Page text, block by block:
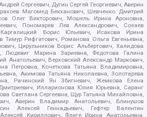
Сергеевич, Дугин Сергей Георгиевич, Аверин
Магомед Бекханович, Шевченко Дмитрий
Олег Викторович, Мошель Ирина Ароновна,
Пономарев Лев Александрович, Созаев
Борис Юльевич, Исакова Ирина
Тимур Рифгатович, Романова Ольга Евгеньевна,
Цирульников Борис Альбертович, Халидова
Людевиг Марина Зариевна, Федотова Галина
Анатольевич, Верховский Александр Маркович,
Петровна, Кочеткова Татьяна Владимировна,
Акимова Татьяна Николаевна, Золотарева
Рачинский Ян Збигневич, Жемкова Елена
Илларионова Юлия Юрьевна, Саранг
Светлана Сергеевна, Щур Татьяна Михайловна,
Аверин Владимир Анатольевич, Блинушов
Алексей Геннадьевич, Гефтер Валентин
Кириллович, Флиге Ирина Анатольевна,